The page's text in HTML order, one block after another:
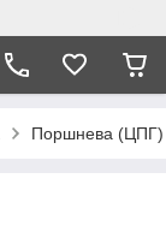
Поршнева (ЦПГ)